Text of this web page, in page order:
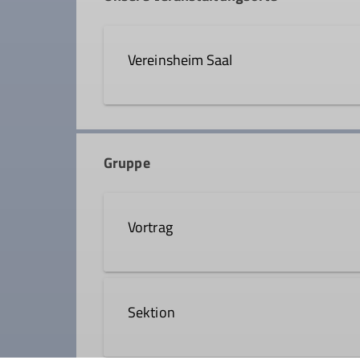
Wanderleiter
Vereinsheim Saal
Am Sportplatz 2
Gruppe
Vortrag
Sektion